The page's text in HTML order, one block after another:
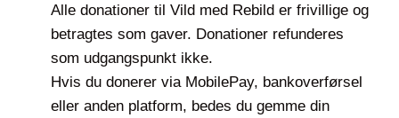
Alle donationer til Vild med Rebild er frivillige og
betragtes som gaver. Donationer refunderes
som udgangspunkt ikke.
Hvis du donerer via MobilePay, bankoverførsel
eller anden platform, bedes du gemme din